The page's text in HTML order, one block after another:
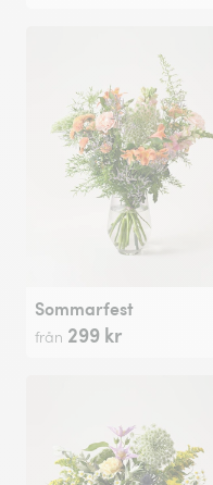
Sommarfest
från 299 kr